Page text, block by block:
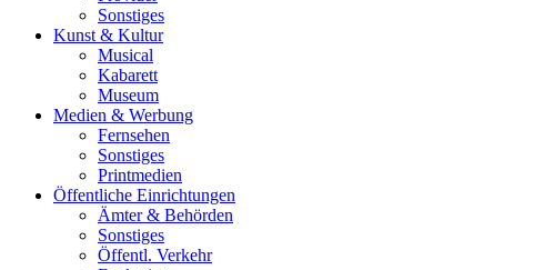
Sonstiges
Kunst & Kultur
Musical
Kabarett
Museum
Medien & Werbung
Fernsehen
Sonstiges
Printmedien
Öffentliche Einrichtungen
Ämter & Behörden
Sonstiges
Öffentl. Verkehr